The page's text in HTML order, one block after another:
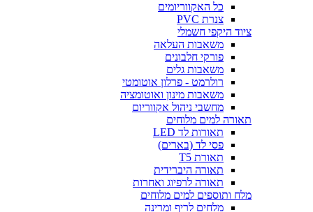
כל האקווריומים
צנרת PVC
ציוד היקפי חשמלי
משאבות העלאה
פורקי חלבונים
משאבות גלים
רולרמט - פרלון אוטומטי
משאבות מינון ואוטומציה
מחשבי ניהול אקווריום
תאורה למים מלוחים
תאורות לד LED
פסי לד (בארים)
תאורת T5
תאורה היברידית
תאורה לרפיוג ואחרות
מלח ותוספים למים מלוחים
מלחים לריף ומרינה